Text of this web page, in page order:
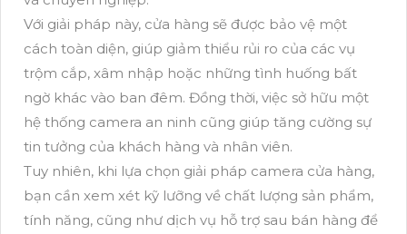
Với giải pháp này, cửa hàng sẽ được bảo vệ một
cách toàn diện, giúp giảm thiểu rủi ro của các vụ
trộm cắp, xâm nhập hoặc những tình huống bất
ngờ khác vào ban đêm. Đồng thời, việc sở hữu một
hệ thống camera an ninh cũng giúp tăng cường sự
tin tưởng của khách hàng và nhân viên.
Tuy nhiên, khi lựa chọn giải pháp camera cửa hàng,
bạn cần xem xét kỹ lưỡng về chất lượng sản phẩm,
tính năng, cũng như dịch vụ hỗ trợ sau bán hàng để